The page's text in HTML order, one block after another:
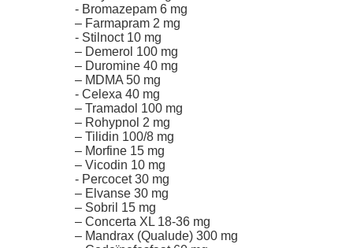
- Bromazepam 6 mg
– Farmapram 2 mg
- Stilnoct 10 mg
– Demerol 100 mg
– Duromine 40 mg
– MDMA 50 mg
- Celexa 40 mg
– Tramadol 100 mg
– Rohypnol 2 mg
– Tilidin 100/8 mg
– Morfine 15 mg
– Vicodin 10 mg
- Percocet 30 mg
– Elvanse 30 mg
– Sobril 15 mg
– Concerta XL 18-36 mg
– Mandrax (Qualude) 300 mg